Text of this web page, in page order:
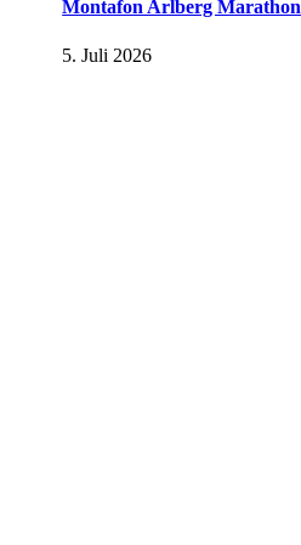
Montafon Arlberg Marathon
5. Juli 2026